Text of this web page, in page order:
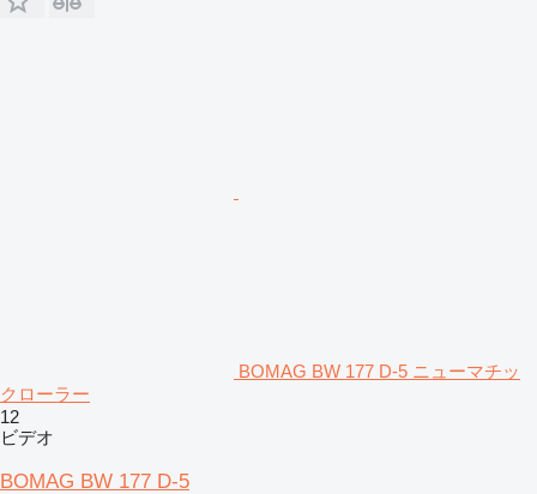
BOMAG BW 177 D-5 ニューマチッ
クローラー
12
ビデオ
BOMAG BW 177 D-5